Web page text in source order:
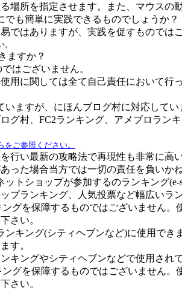
場所を指定させます。また、マウスの
も簡単に実践できるものでしょうか？
ではありますが、実践を促すものでは
ますか？
はございません。
用に関しては全て自己責任において
ますが、にほんブログ村に対応してい
グ村、FC2ランキング、アメブロラ
ご参照ください。
行い最新の攻略法で再現性も非常に
った場合当方では一切の責任を負いか
トショップが参加するのランキング(e-
プランキング、人気投票など幅広いラ
ングを保障するものではございません
さい。
キング(シティヘブンなど)に使用でき
す。
キングやシティヘブンなどで使用され
ングを保障するものではございません
さい。